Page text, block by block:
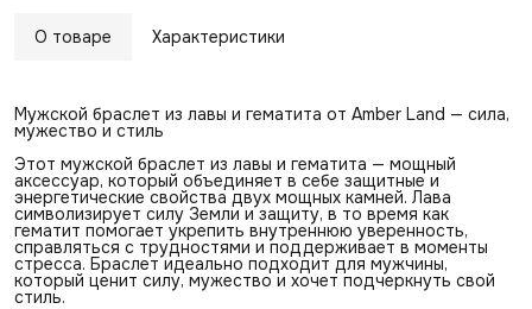
О товаре Характеристики
Мужской браслет из лавы и гематита от Amber Land — сила,
мужество и стиль
Этот мужской браслет из лавы и гематита — мощный
аксессуар, который объединяет в себе защитные и
энергетические свойства двух мощных камней. Лава
символизирует силу Земли и защиту, в то время как
гематит помогает укрепить внутреннюю уверенность,
справляться с трудностями и поддерживает в моменты
стресса. Браслет идеально подходит для мужчины,
который ценит силу, мужество и хочет подчеркнуть свой
стиль.